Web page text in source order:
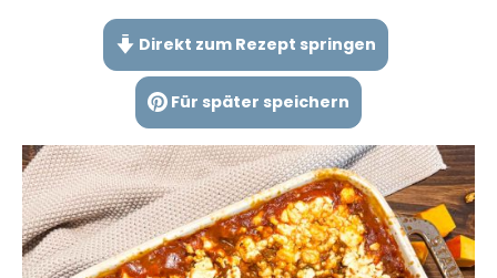
Direkt zum Rezept springen
Für später speichern